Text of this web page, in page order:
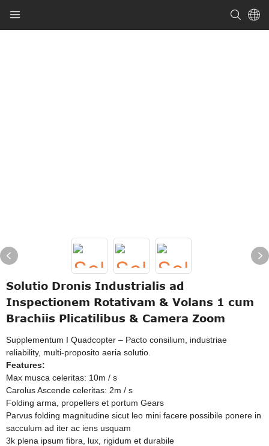
Solutio Dronis Industrialis ad
Inspectionem Rotativam & Volans 1 cum
Brachiis Plicatilibus & Camera Zoom
Supplementum I Quadcopter – Pacto consilium, industriae
reliability, multi-proposito aeria solutio.
Features:
Max musca celeritas: 10m / s
Carolus Ascende celeritas: 2m / s
Folding arma, propellers et portum Gears
Parvus folding magnitudine sicut leo mini facere possibile ponere in
sacculum ad iter ac iens usquam
3k plena ipsum fibra, lux, rigidum et durabile